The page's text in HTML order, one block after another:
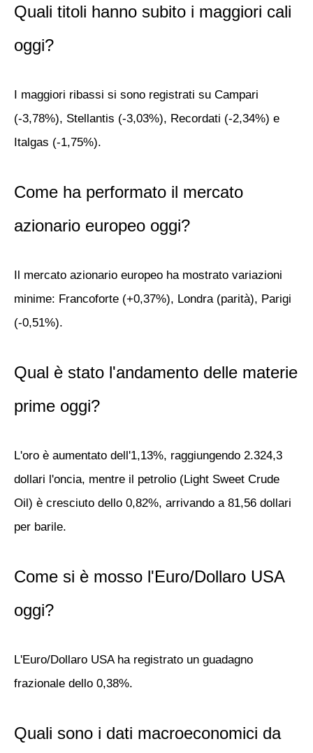
Quali titoli hanno subito i maggiori cali
oggi?
I maggiori ribassi si sono registrati su Campari
(-3,78%), Stellantis (-3,03%), Recordati (-2,34%) e
Italgas (-1,75%).
Come ha performato il mercato
azionario europeo oggi?
Il mercato azionario europeo ha mostrato variazioni
minime: Francoforte (+0,37%), Londra (parità), Parigi
(-0,51%).
Qual è stato l'andamento delle materie
prime oggi?
L'oro è aumentato dell'1,13%, raggiungendo 2.324,3
dollari l'oncia, mentre il petrolio (Light Sweet Crude
Oil) è cresciuto dello 0,82%, arrivando a 81,56 dollari
per barile.
Come si è mosso l'Euro/Dollaro USA
oggi?
L'Euro/Dollaro USA ha registrato un guadagno
frazionale dello 0,38%.
Quali sono i dati macroeconomici da